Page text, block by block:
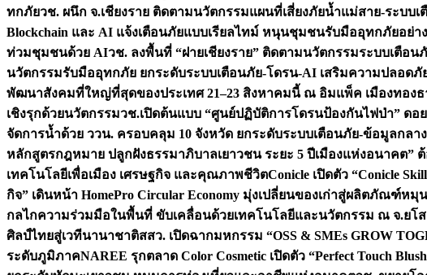
ทกภัยวช. ผนึก จ.เชียงราย ติดตามนวัตกรรมแผนที่เสี่ยงภัยน้ำแม่สาย-ระบ
Blockchain และ AI แจ้งเตือนภัยแบบเรียลไทม์ หนุนชุมชนรับมืออุทกภัยอย่
ท่วมชุมชนด้วย AIวช. ลงพื้นที่ “ฝายเชียงราย” ติดตามนวัตกรรมระบบเตื
นวัตกรรมรับมืออุทกภัย ยกระดับระบบเตือนภัย-โดรน-AI เสริมความปลอดภั
พัฒนาสังคมที่ใหญ่ที่สุดของประเทศ 21–23 สิงหาคมนี้ ณ อิมแพ็ค เมืองทอง
เชิงรุกด้วยนวัตกรรมวช.เปิดต้นแบบ “ศูนย์ปฏิบัติการโดรนป้องกันไฟป่า” ดอ
จัดการน้ำด้วย ววน. ครอบคลุม 10 จังหวัด ยกระดับระบบเตือนภัย-ข้อมูลกลา
หลักสูตรกฎหมาย ปลูกฝังธรรมาภิบาลเยาวชน ระยะ 5 ปีเมืองแห่งอนาคต”
เทคโนโลยีเพื่อเมือง เศรษฐกิจ และคุณภาพชีวิตConicle เปิดตัว “Conicle
กิจ” เดินหน้า HomePro Circular Economy มุ่งเปลี่ยนของเก่าสู่ผลิตภัณฑ์หมุ
กลไกความร่วมมือในพื้นที่ ขับเคลื่อนด้วยเทคโนโลยีและนวัตกรรม ณ จ.ยโ
ศิลป์ไทยสู่เวทีนานาชาติสสว. เปิดฉากมหกรรม “OSS & SMEs GROW
ระดับภูมิภาคNAREE รุกตลาด Color Cosmetic เปิดตัว “Perfect Touch